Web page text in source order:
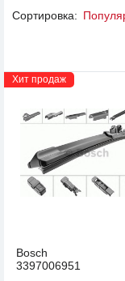
Сортировка:
Хит продаж
Bosch
3397006951